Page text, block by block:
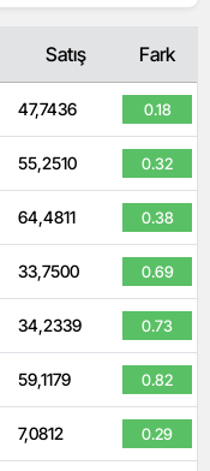
Satış Fark
47,7436 0.18
55,2510 0.32
64,4811 0.38
33,7500 0.69
34,2339 0.73
59,1179 0.82
7,0812 0.29